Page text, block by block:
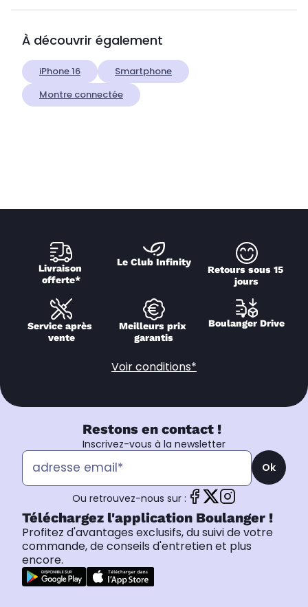
À découvrir également
iPhone 16
Smartphone
Montre connectée
Livraison
offerte*
Le Club Infinity
Retours sous 15
jours
Service après
vente
Meilleurs prix
garantis
Boulanger Drive
Voir conditions*
Restons en contact !
Inscrivez-vous à la newsletter
Ok
Ou retrouvez-nous sur :
Téléchargez l'application Boulanger !
Profitez d'avantages exclusifs, du suivi de votre
commande, de conseils d'entretien et plus
encore.